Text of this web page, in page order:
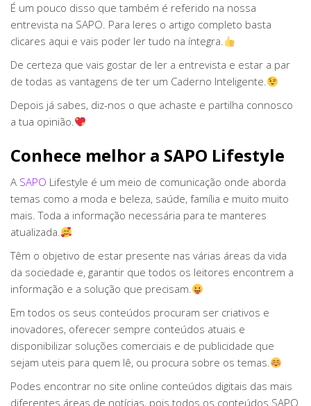
É um pouco disso que também é referido na nossa
entrevista na SAPO. Para leres o artigo completo basta
clicares aqui e vais poder ler tudo na íntegra.
De certeza que vais gostar de ler a entrevista e estar a par
de todas as vantagens de ter um Caderno Inteligente.
Depois já sabes, diz-nos o que achaste e partilha connosco
a tua opinião.
Conhece melhor a SAPO Lifestyle
A SAPO Lifestyle é um meio de comunicação onde aborda
temas como a moda e beleza, saúde, família e muito muito
mais. Toda a informação necessária para te manteres
atualizada.
Têm o objetivo de estar presente nas várias áreas da vida
da sociedade e, garantir que todos os leitores encontrem a
informação e a solução que precisam.
Em todos os seus conteúdos procuram ser criativos e
inovadores, oferecer sempre conteúdos atuais e
disponibilizar soluções comerciais e de publicidade que
sejam uteis para quem lê, ou procura sobre os temas.
Podes encontrar no site online conteúdos digitais das mais
diferentes áreas de notícias, pois todos os conteúdos SAPO